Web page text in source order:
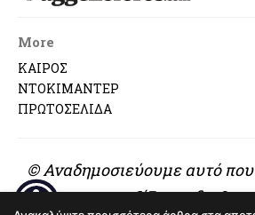
More
ΚΑΙΡΟΣ
ΝΤΟΚΙΜΑΝΤΕΡ
ΠΡΩΤΟΣΕΛΙΔΑ
© Αναδημοσιεύουμε αυτό που
αξίζει να